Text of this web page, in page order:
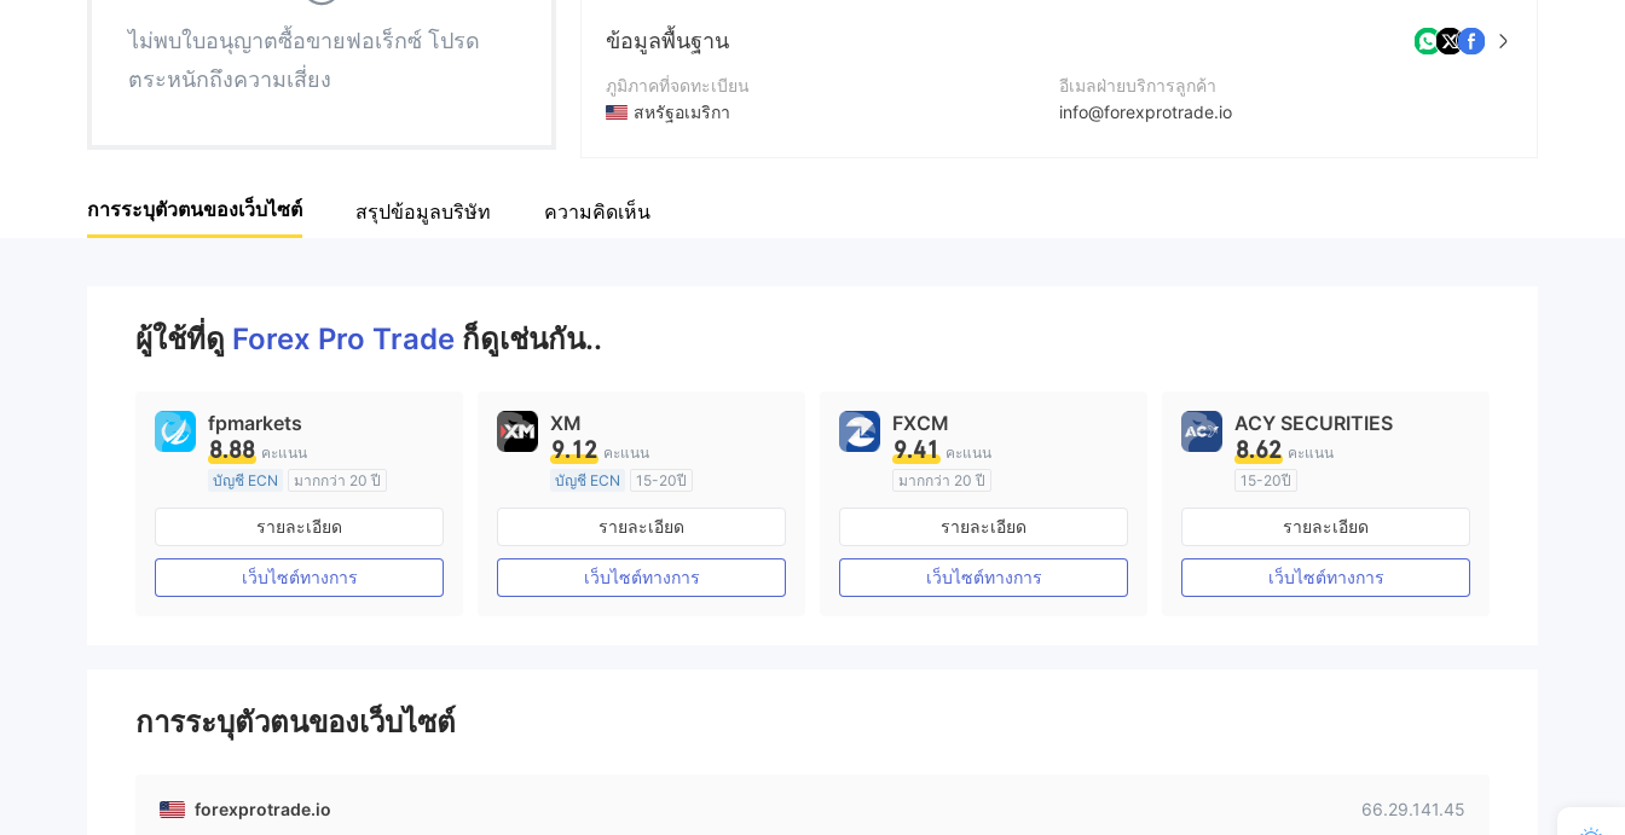
5
6
8
9
ไม่พบใบอนุญาตซื้อขายฟอเร็กซ์ โปรด
ตระหนักถึงความเสี่ยง
ข้อมูลพื้นฐาน
ภูมิภาคที่จดทะเบียน
สหรัฐอเมริกา
ชื่อบริษัท
อีเมลฝ่ายบริการลูกค้า
info@forexprotrade.io
การระบุตัวตนของเว็บไซต์ สรุปข้อมูลบริษัท ความคิดเห็น
ผู้ใช้ที่ดู Forex Pro Trade ก็ดูเช่นกัน..
fpmarkets
8.88 คะแนน
บัญชี ECN
มากกว่า 20 ปี
การกำกับดูแล ออสเตรเลีย
ใบอนุญาต MT4 แบบเต็ม
รายละเอียด
เว็บไซต์ทางการ
XM
9.12 คะแนน
บัญชี ECN
15-20ปี
การกำกับดูแล ออสเตรเลีย
ใบอนุญาต MT4 แบบเต็ม
รายละเอียด
เว็บไซต์ทางการ
FXCM
9.41 คะแนน
มากกว่า 20 ปี
การกำกับดูแล ออสเตรเลีย
ใบอนุญาต MT4 แบบเต็ม
รายละเอียด
เว็บไซต์ทางการ
ACY SECURITIES
8.62 คะแนน
15-20ปี
การกำกับดูแล ออสเตรเลีย
ใบอนุญาต MT4 แบบเต็ม
รายละเอียด
เว็บไซต์ทางการ
การระบุตัวตนของเว็บไซต์
forexprotrade.io 66.29.141.45